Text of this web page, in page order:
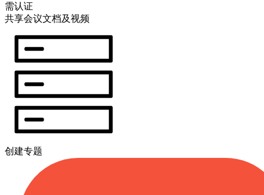
需认证
共享会议文档及视频
创建专题